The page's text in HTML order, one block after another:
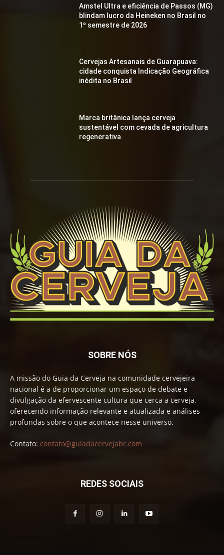
Amstel Ultra e eficiência de Passos (MG)
blindam lucro da Heineken no Brasil no
1º semestre de 2026
Cervejas Artesanais de Guarapuava:
cidade conquista Indicação Geográfica
inédita no Brasil
Marca britânica lança cerveja
sustentável com cevada de agricultura
regenerativa
SOBRE NÓS
A missão do Guia da Cerveja na comunidade cervejeira
nacional é a de proporcionar um espaço de debate e
divulgação da efervescente cultura que cerca a cerveja,
oferecendo informação relevante e atualizada e análises
profundas sobre o que acontece nesse universo.
Contato: contato@guiadacervejabr.com
REDES SOCIAIS